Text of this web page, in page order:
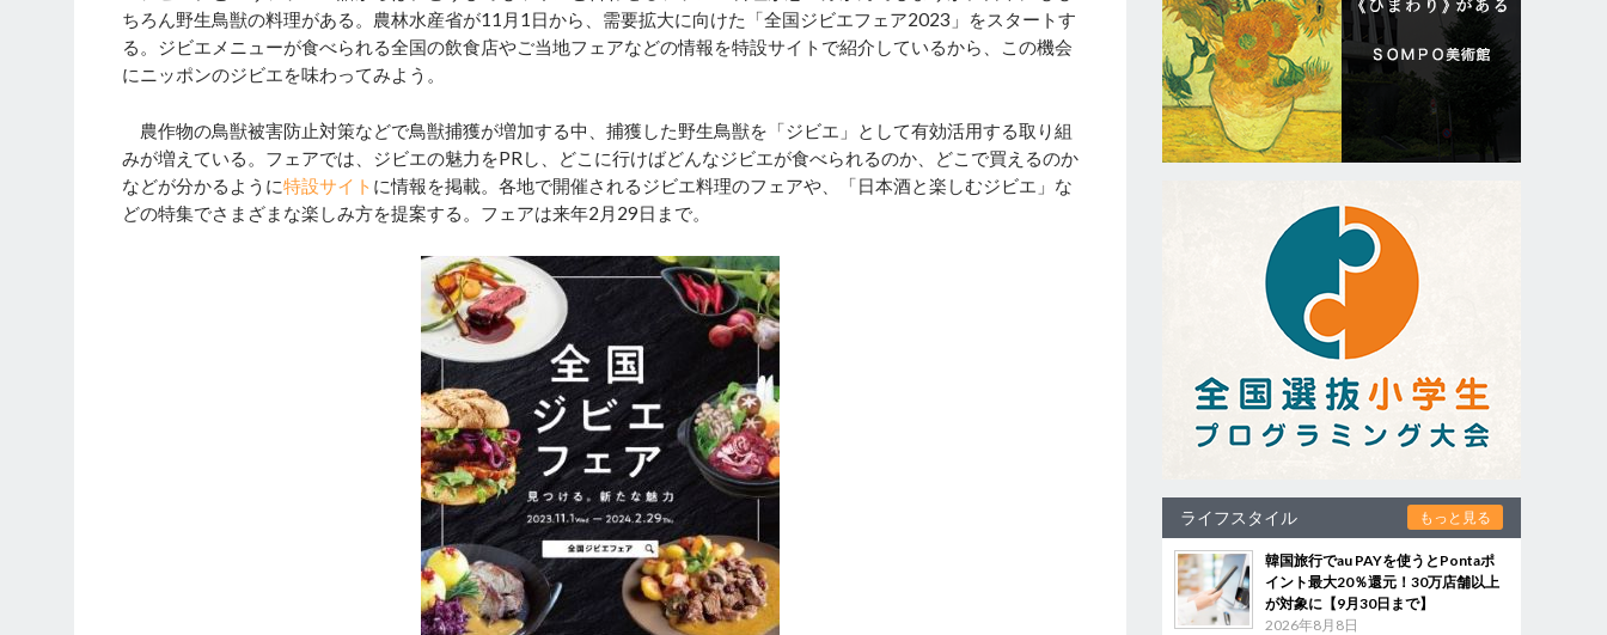
ちろん野生鳥獣の料理がある。農林水産省が11月1日から、需要拡大に向けた「全国ジビエフェア2023」をスタートす
る。ジビエメニューが食べられる全国の飲食店やご当地フェアなどの情報を特設サイトで紹介しているから、この機会
にニッポンのジビエを味わってみよう。
農作物の鳥獣被害防止対策などで鳥獣捕獲が増加する中、捕獲した野生鳥獣を「ジビエ」として有効活用する取り組
みが増えている。フェアでは、ジビエの魅力をPRし、どこに行けばどんなジビエが食べられるのか、どこで買えるのか
などが分かるように特設サイト に情報を掲載。各地で開催されるジビエ料理のフェアや、「日本酒と楽しむジビエ」な
どの特集でさまざまな楽しみ方を提案する。フェアは来年2月29日まで。
ライフスタイル もっと見る
韓国旅行でau PAYを使うとPontaポ
イント最大20％還元！30万店舗以上
が対象に【9月30日まで】
2026年8月8日